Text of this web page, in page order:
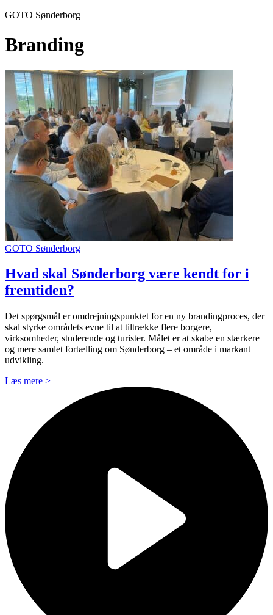
GOTO Sønderborg
Branding
GOTO Sønderborg
Hvad skal Sønderborg være kendt for i
fremtiden?
Det spørgsmål er omdrejningspunktet for en ny brandingproces, der
skal styrke områdets evne til at tiltrække flere borgere,
virksomheder, studerende og turister. Målet er at skabe en stærkere
og mere samlet fortælling om Sønderborg – et område i markant
udvikling.
Læs mere >